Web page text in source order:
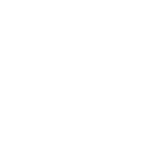
tapaan korko,
sopimusosapuolten
korolla rahojaan
on vaikutusta